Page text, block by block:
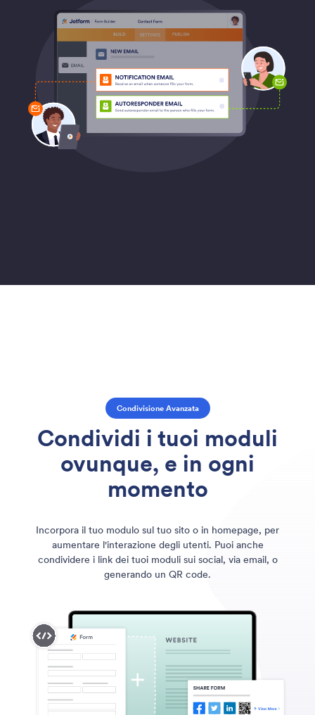
Condivisione Avanzata
Condividi i tuoi moduli
ovunque, e in ogni
momento
Incorpora il tuo modulo sul tuo sito o in homepage, per
aumentare l'interazione degli utenti. Puoi anche
condividere i link dei tuoi moduli sui social, via email, o
generando un QR code.